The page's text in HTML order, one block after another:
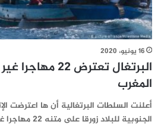
16 يونيو، 2020
البرتغال تعترض
المغرب
أعلنت السلطات البرتغالية أن ها اعترضت
الجنوبية للبلاد زورقا على متنه 22 مهاجرا غير قانوني أبحروا من…